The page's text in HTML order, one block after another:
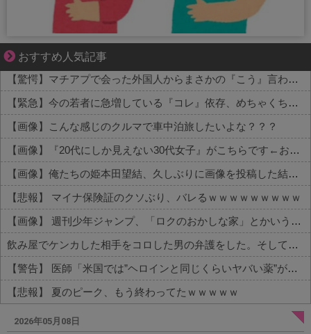
おすすめ人気記事
1420gの娘がくれた“生きる力”。
【驚愕】マチアプで会った外国人からまさかの『こう』言われたんやがこれワイ詰みか？？？？？？？
【緊急】今の若者に急増している『コレ』依存、めちゃくちゃ深刻な模様w w w w w w w w w w
【画像】こんな感じのクルマで車中泊旅したいよな？？？
【画像】『20代にしか見えない30代女子』がこちらです←お前らから見てどう？？？？？？？
【画像】俺たちの姫本田望結、久しぶりに画像を投稿した結果→やっぱりワイらの姫だったw w w w w w w w w w
【悲報】 マイナ保険証のクソぶり、バレるｗｗｗｗｗｗｗｗｗ
【画像】 週刊少年ジャンプ、「ロクのおかしな家」とかいう微妙な漫画を巻頭カラーにしたせいで100万部切る
飲み屋でケンカした相手をコロした男の弁護をした。そして数年後、因果応報を思わせる出来事が…
【警告】 医師「米国では”ヘロインと同じくらいヤバい薬”が日本では平気で処方されてる」
【悲報】 夏のピーク、もう終わってたｗｗｗｗｗ
Powered by livedoor 相互RSS
2026年05月08日